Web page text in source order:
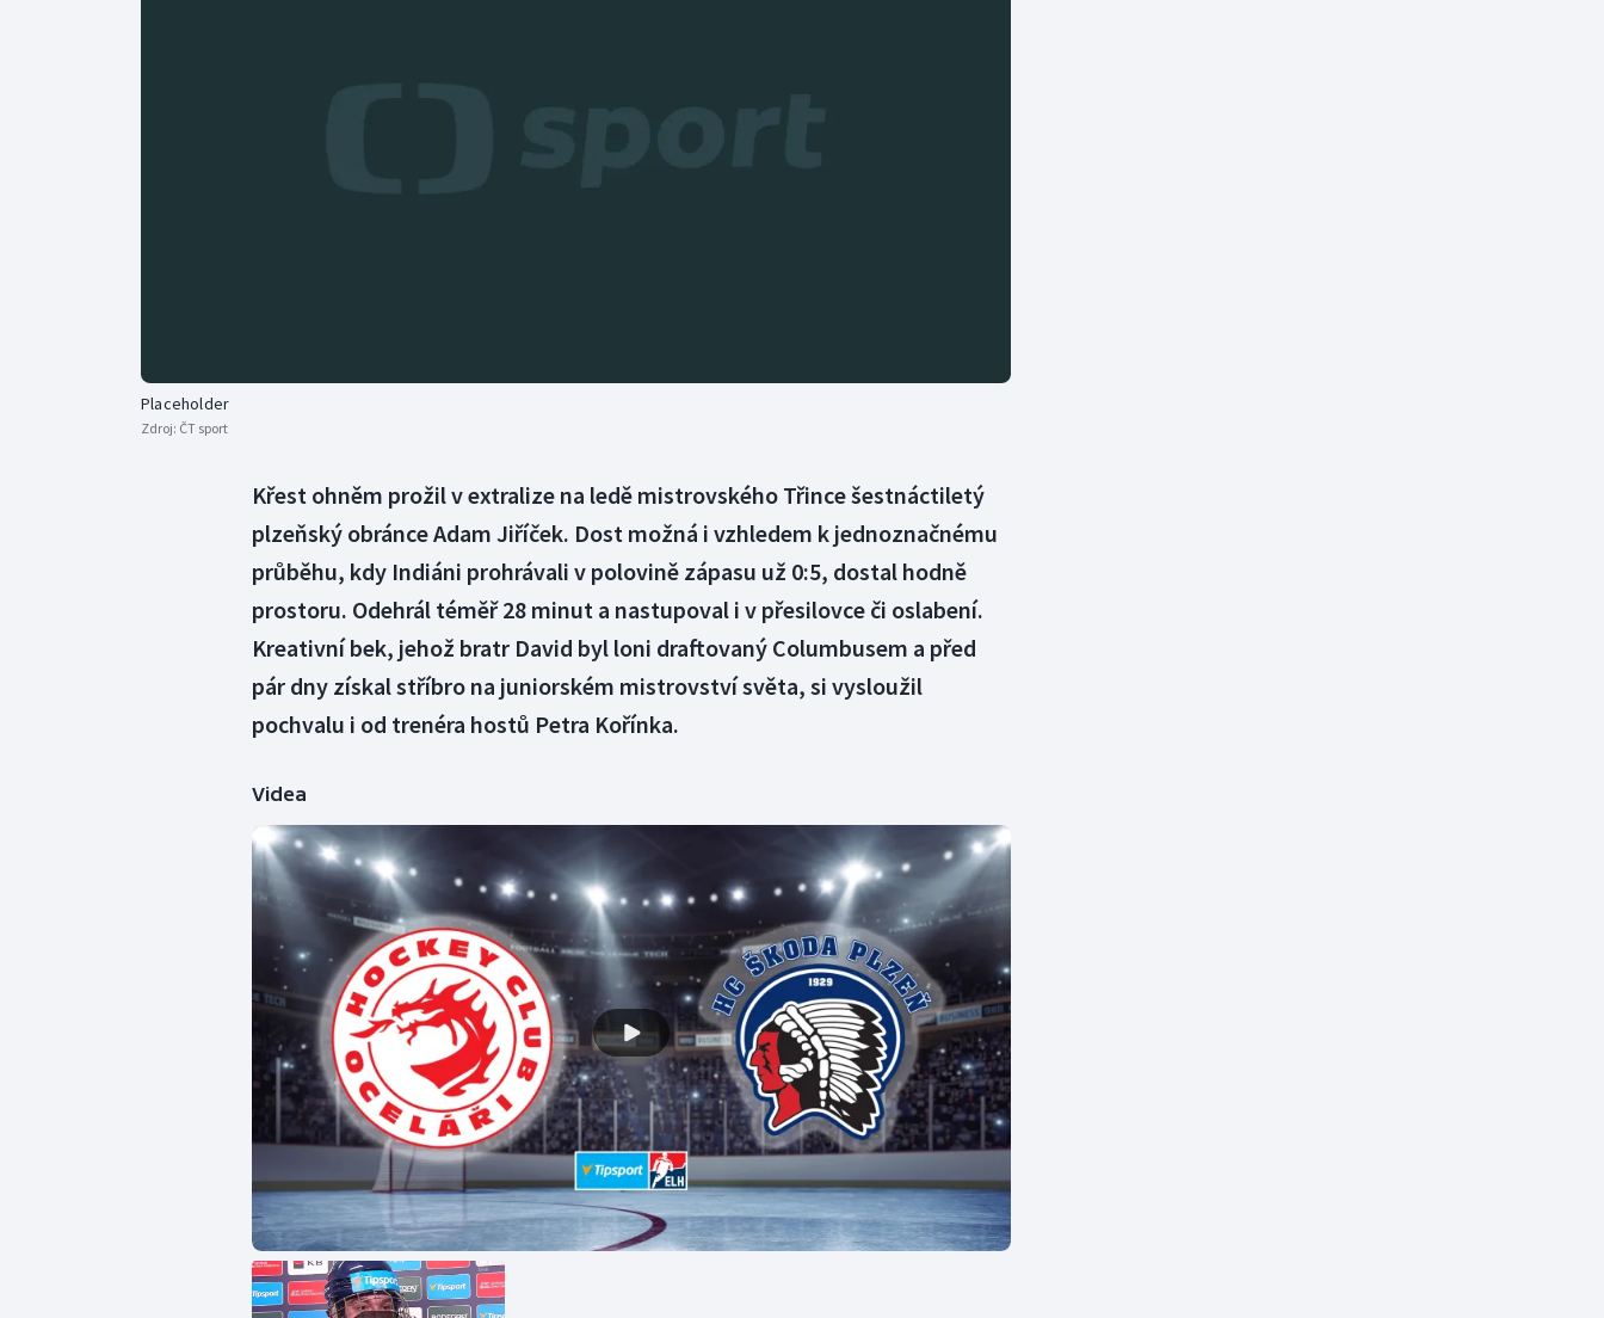
Placeholder
Zdroj: ČT sport
Křest ohněm prožil v extralize na ledě mistrovského Třince šestnáctiletý
plzeňský obránce Adam Jiříček. Dost možná i vzhledem k jednoznačnému
průběhu, kdy Indiáni prohrávali v polovině zápasu už 0:5, dostal hodně
prostoru. Odehrál téměř 28 minut a nastupoval i v přesilovce či oslabení.
Kreativní bek, jehož bratr David byl loni draftovaný Columbusem a před
pár dny získal stříbro na juniorském mistrovství světa, si vysloužil
pochvalu i od trenéra hostů Petra Kořínka.
Videa